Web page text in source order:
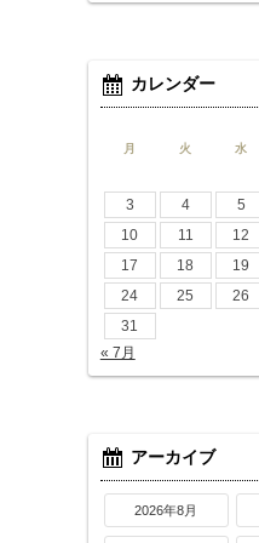
カレンダー
月 火 水
3
4 5
10
11 12
17
18 19
24
25 26
31
« 7月
アーカイブ
2026年8月